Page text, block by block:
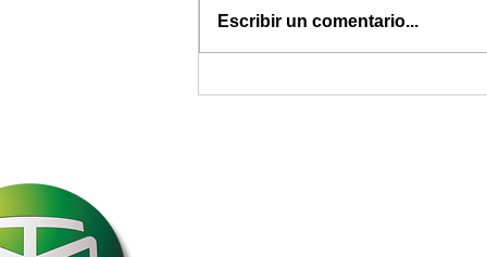
Escribir un comentario...